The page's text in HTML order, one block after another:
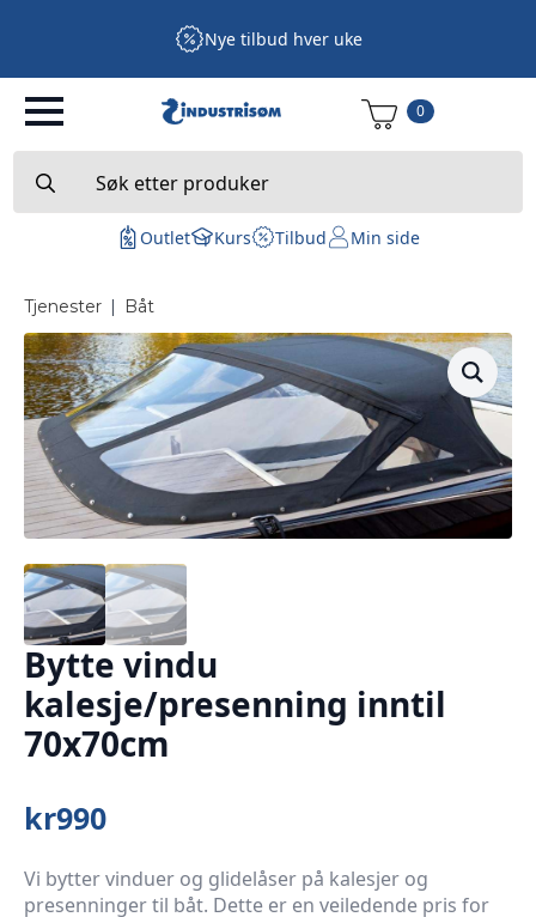
Nye tilbud hver uke
0
for:
Outlet Kurs Tilbud Min side
Tjenester | Båt
Bytte vindu
kalesje/presenning inntil
70x70cm
kr990
Vi bytter vinduer og glidelåser på kalesjer og
presenninger til båt. Dette er en veiledende pris for